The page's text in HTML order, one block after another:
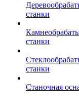
станки
станки
станки
Станочная